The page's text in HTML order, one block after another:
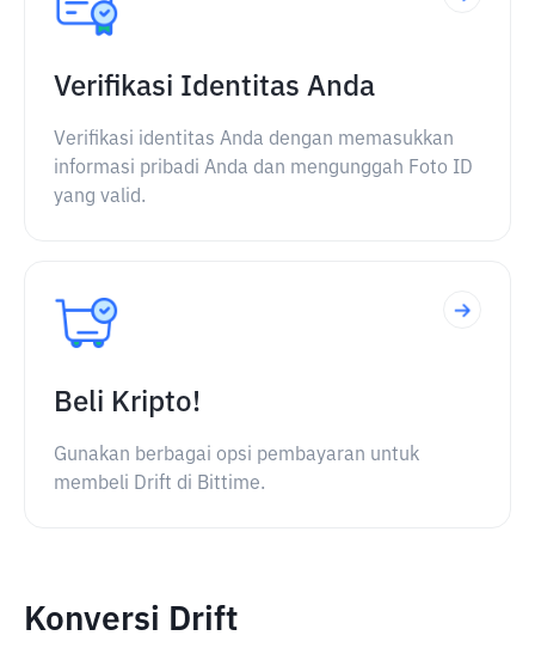
Verifikasi Identitas Anda
Verifikasi identitas Anda dengan memasukkan
informasi pribadi Anda dan mengunggah Foto ID
yang valid.
Beli Kripto!
Gunakan berbagai opsi pembayaran untuk
membeli Drift di Bittime.
Konversi Drift